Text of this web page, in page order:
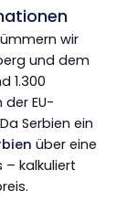
wir
und dem
1.300
EU-
Serbien ein
über eine
kalkuliert